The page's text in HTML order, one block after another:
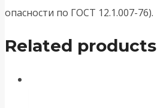
опасности по ГОСТ 12.1.007-76).
Related products